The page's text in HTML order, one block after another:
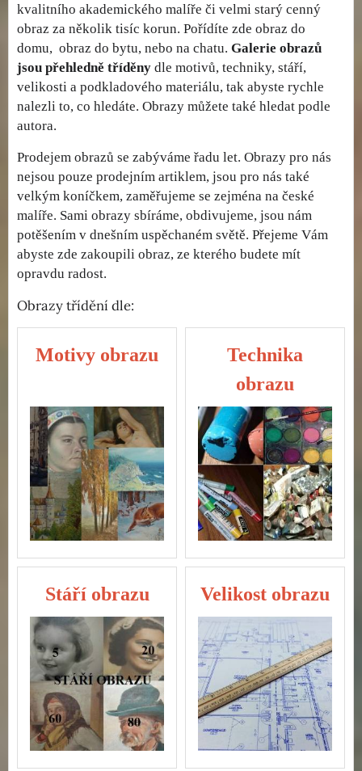
kvalitního akademického malíře či velmi starý cenný
obraz za několik tisíc korun. Pořídíte zde obraz do
domu, obraz do bytu, nebo na chatu. Galerie obrazů
jsou přehledně tříděny dle motivů, techniky, stáří,
velikosti a podkladového materiálu, tak abyste rychle
nalezli to, co hledáte. Obrazy můžete také hledat podle
autora.
Prodejem obrazů se zabýváme řadu let. Obrazy pro nás
nejsou pouze prodejním artiklem, jsou pro nás také
velkým koníčkem, zaměřujeme se zejména na české
malíře. Sami obrazy sbíráme, obdivujeme, jsou nám
potěšením v dnešním uspěchaném světě. Přejeme Vám
abyste zde zakoupili obraz, ze kterého budete mít
opravdu radost.
Obrazy třídění dle:
Motivy obrazu
Technika
obrazu
Stáří obrazu Velikost obrazu